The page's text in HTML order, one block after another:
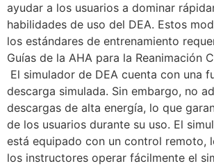
ayudar a los usuarios a dominar
habilidades de uso del DEA. Estos
los estándares de entrenamiento
Guías de la AHA para la Reanimación
El simulador de DEA cuenta con una
descarga simulada. Sin embargo, no
descargas de alta energía, lo que
de los usuarios durante su uso. El
está equipado con un control remoto,
los instructores operar fácilmente el